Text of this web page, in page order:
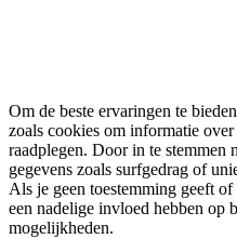
Om de beste ervaringen te
zoals cookies om informatie
raadplegen. Door in te stemmen
gegevens zoals surfgedrag of
Als je geen toestemming geeft
een nadelige invloed hebben op
mogelijkheden.